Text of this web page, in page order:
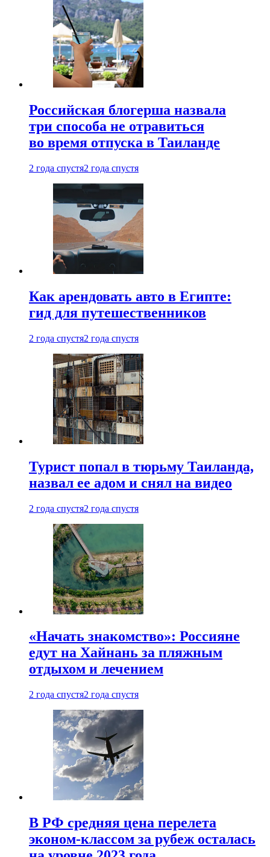
Российская блогерша назвала
три способа не отравиться
во время отпуска в Таиланде
2 года спустя2 года спустя
Как арендовать авто в Египте:
гид для путешественников
2 года спустя2 года спустя
Турист попал в тюрьму Таиланда,
назвал ее адом и снял на видео
2 года спустя2 года спустя
«Начать знакомство»: Россияне
едут на Хайнань за пляжным
отдыхом и лечением
2 года спустя2 года спустя
В РФ средняя цена перелета
эконом-классом за рубеж осталась